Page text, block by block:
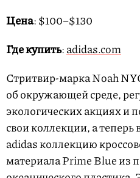
Цена: $100–$130
Где купить:adidas.com
Стритвир-марка Noah
об окружающей среде,
экологических акциях и
свои коллекции, а теперь
adidas коллекцию
материала Prime Blue из